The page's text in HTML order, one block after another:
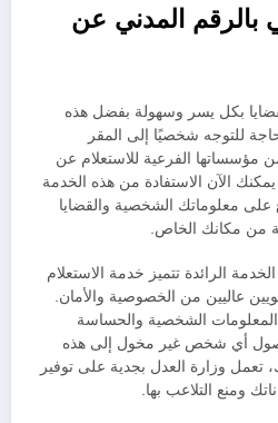
بالرقم المدني عن
بكل يسر وسهولة بفضل هذه
للتوجه شخصيًا إلى المقر
مؤسساتها الفرعية للاستعلام عن
الآن الاستفادة من هذه الخدمة
على معلوماتك الشخصية والقضايا
من مكانك الخاص.
الرائدة تتميز خدمة الاستعلام
عاليين من الخصوصية والأمان.
المعلومات الشخصية والحساسة
أي شخص غير مخول إلى هذه
تعمل وزارة العدل بجدية على توفير
ومنع التلاعب بها.